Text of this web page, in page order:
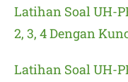
Latihan Soal UH-
2, 3, 4 Dengan
Latihan Soal UH-